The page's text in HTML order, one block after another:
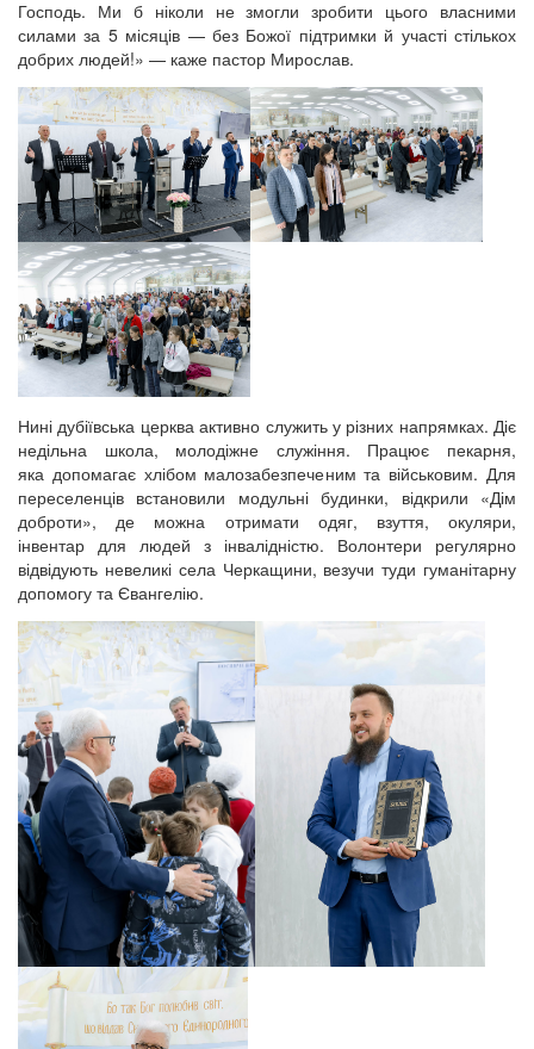
Господь. Ми б ніколи не змогли зробити цього власними
силами за 5 місяців — без Божої підтримки й участі стількох
добрих людей!» — каже пастор Мирослав.
Нині дубіївська церква активно служить у різних напрямках. Діє
недільна школа, молодіжне служіння. Працює пекарня,
яка допомагає хлібом малозабезпеченим та військовим. Для
переселенців встановили модульні будинки, відкрили «Дім
доброти», де можна отримати одяг, взуття, окуляри,
інвентар для людей з інвалідністю. Волонтери регулярно
відвідують невеликі села Черкащини, везучи туди гуманітарну
допомогу та Євангелію.